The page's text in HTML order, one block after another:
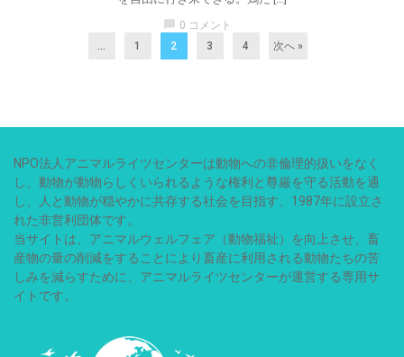
chat_bubble 0 コメント
...
1 2 3 4 次へ »
NPO法人アニマルライツセンターは動物への非倫理的扱いをなく
し、動物が動物らしくいられるような権利と尊厳を守る活動を通
し、人と動物が穏やかに共存する社会を目指す、1987年に設立さ
れた非営利団体です。
当サイトは、アニマルウェルフェア（動物福祉）を向上させ、畜
産物の量の削減をすることにより畜産に利用される動物たちの苦
しみを減らすために、アニマルライツセンターが運営する専用サ
イトです。